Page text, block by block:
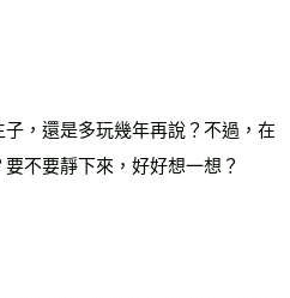
，還是多玩幾年再說？不過，在
不要靜下來，好好想一想？